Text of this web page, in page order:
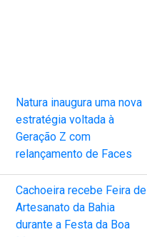
Natura inaugura uma nova
estratégia voltada à
Geração Z com
relançamento de Faces
Cachoeira recebe Feira de
Artesanato da Bahia
durante a Festa da Boa